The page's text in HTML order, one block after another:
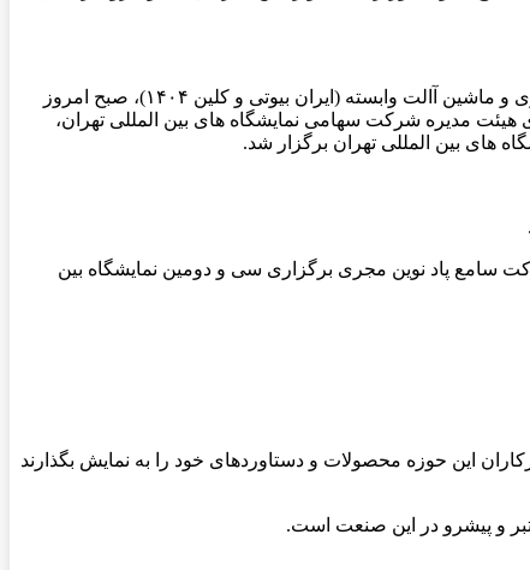
، آیین افتتاحیه سی و دومین نمایشگاه بین المللی مواد شوینده، آرایشی، بهداشتی، سلولزی و ماشین آالت وابسته (ایران بیوتی و کلین ۱۴۰۴)، صبح امروز
و اعضای هیئت مدیره شرکت سهامی نمایشگاه های بین المللی تهران،
های بین المللی تهران برگزار شد.
سامع پاد نوین مجری برگزاری سی و دومین نمایشگاه بین
این حوزه محصولات و دستاوردهای خود را به نمایش بگذارند